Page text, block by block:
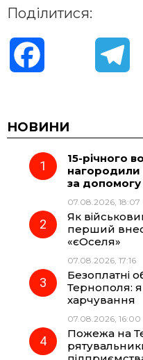
Поділитися:
c
e
o
k
e
r
a
m
НОВИНИ
15-річного
за
07.08.2026, 18:07
Як
перший
«єОселя»
07.08.2026, 17:16
Безоплатні
Тернополя:
харчування
07.08.2026, 16:00
Пожежа на